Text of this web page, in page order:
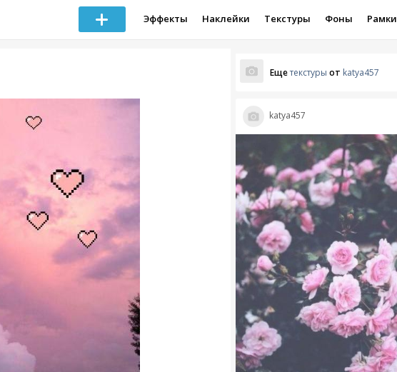
Эффекты Наклейки Текстуры Фоны Рамки
Ещетекстуры от katya457
katya457